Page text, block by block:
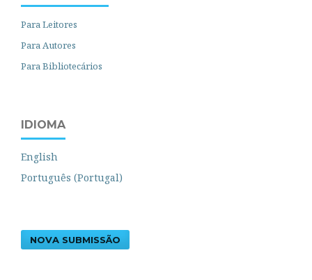
Para Leitores
Para Autores
Para Bibliotecários
IDIOMA
English
Português (Portugal)
NOVA SUBMISSÃO